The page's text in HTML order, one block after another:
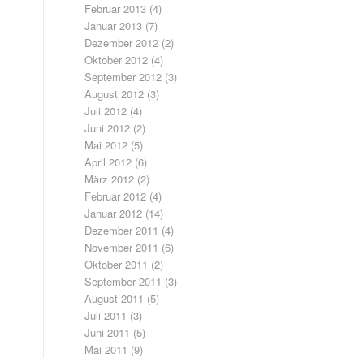
Februar 2013 (4)
Januar 2013 (7)
Dezember 2012 (2)
Oktober 2012 (4)
September 2012 (3)
August 2012 (3)
Juli 2012 (4)
Juni 2012 (2)
Mai 2012 (5)
April 2012 (6)
März 2012 (2)
Februar 2012 (4)
Januar 2012 (14)
Dezember 2011 (4)
November 2011 (6)
Oktober 2011 (2)
September 2011 (3)
August 2011 (5)
Juli 2011 (3)
Juni 2011 (5)
Mai 2011 (9)